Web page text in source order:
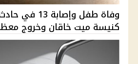
وفاة طفل
كنيسة ميت خاقان وخروج